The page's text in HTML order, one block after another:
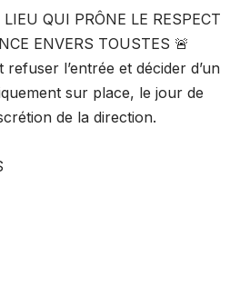
QUI PRÔNE LE RESPECT
ENVERS TOUSTES 🚨
refuser l’entrée et décider d’un
sur place, le jour de
de la direction.